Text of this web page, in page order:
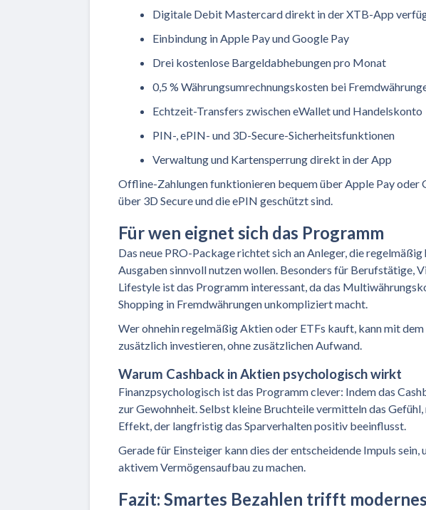
Digitale Debit Mastercard direkt in der XTB-App
Einbindung in Apple Pay und Google Pay
Drei kostenlose Bargeldabhebungen pro Monat
0,5 % Währungsumrechnungskosten bei
Echtzeit-Transfers zwischen eWallet und Handelskonto
PIN-, ePIN- und 3D-Secure-Sicherheitsfunktionen
Verwaltung und Kartensperrung direkt in der App
Offline-Zahlungen funktionieren bequem über Apple Pay oder
über 3D Secure und die ePIN geschützt sind.
Für wen eignet sich das Programm
Das neue PRO-Package richtet sich an Anleger, die
Ausgaben sinnvoll nutzen wollen. Besonders für Berufstätige,
Lifestyle ist das Programm interessant, da das
Shopping in Fremdwährungen unkompliziert macht.
Wer ohnehin regelmäßig Aktien oder ETFs kauft, kann mit
zusätzlich investieren, ohne zusätzlichen Aufwand.
Warum Cashback in Aktien psychologisch wirkt
Finanzpsychologisch ist das Programm clever: Indem das
zur Gewohnheit. Selbst kleine Bruchteile vermitteln das
Effekt, der langfristig das Sparverhalten positiv beeinflusst.
Gerade für Einsteiger kann dies der entscheidende Impuls
aktivem Vermögensaufbau zu machen.
Fazit: Smartes Bezahlen trifft